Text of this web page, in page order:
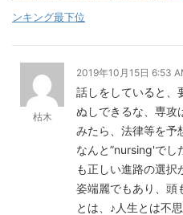
ンキング最下位
枯木
2019年10月15日 6:53
話しをしていると、
ぬしできるな、専攻
みたら、法律等を予
なんと”nursing'でし
も正しい進路の選択
姿端麗でもあり、
とは、♪人生とは不